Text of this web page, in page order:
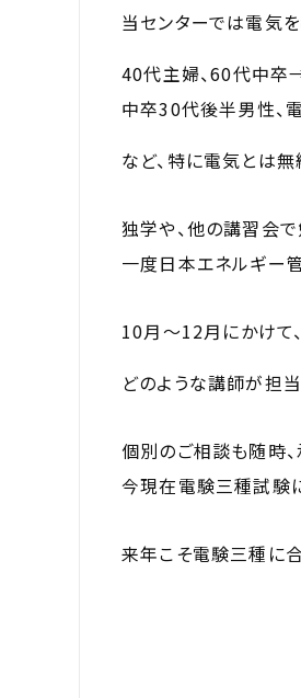
当センターでは電気
40代主婦、60代中
中卒30代後半男性、
など、特に電気とは
独学や、他の講習会
一度日本エネルギー
10月～12月にかけて
どのような講師が担
個別のご相談も随時、
今現在電験三種試験
来年こそ電験三種に合